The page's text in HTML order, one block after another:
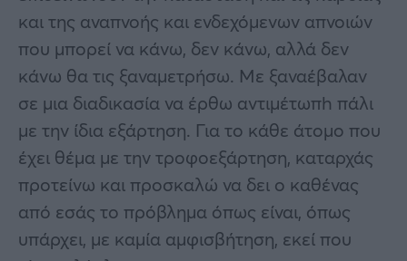
και της αναπνοής και ενδεχόμενων απνοιών
που μπορεί να κάνω, δεν κάνω, αλλά δεν
κάνω θα τις ξαναμετρήσω. Με ξαναέβαλαν
σε μια διαδικασία να έρθω αντιμέτωπh πάλι
με την ίδια εξάρτηση. Για το κάθε άτομο που
έχει θέμα με την τροφοεξάρτηση, καταρχάς
προτείνω και προσκαλώ να δει ο καθένας
από εσάς το πρόβλημα όπως είναι, όπως
υπάρχει, με καμία αμφισβήτηση, εκεί που